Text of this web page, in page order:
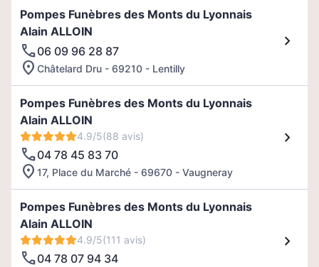
Pompes Funèbres des Monts du Lyonnais
Alain ALLOIN
06 09 96 28 87
Châtelard Dru - 69210 - Lentilly
Pompes Funèbres des Monts du Lyonnais
Alain ALLOIN
4.9/5(88 avis)
04 78 45 83 70
17, Place du Marché - 69670 - Vaugneray
Pompes Funèbres des Monts du Lyonnais
Alain ALLOIN
4.9/5(111 avis)
04 78 07 94 34